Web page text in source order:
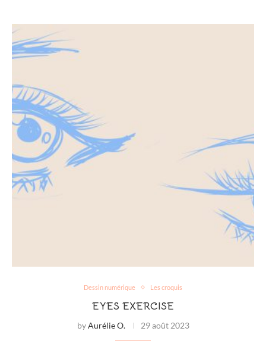
Dessin numérique Les croquis
EYES EXERCISE
byAurélie O. 29 août 2023